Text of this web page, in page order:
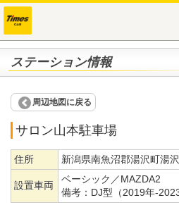
ステーション情報
周辺地図に戻る
サロン山本駐車場
住所 新潟県南魚沼郡湯沢町湯
設置車両
ベーシック／MAZDA2
備考： DJ型（2019年-